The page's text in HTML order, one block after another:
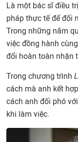
Là một bác sĩ điều
pháp thực tế để đối
Trong những năm
việc đồng hành
đổi hoàn toàn nhận
Trong chương trình
cách mà anh kết
cách anh đối phó
khi làm việc.